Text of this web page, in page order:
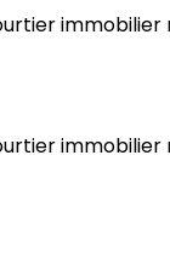
immobilier
immobilier